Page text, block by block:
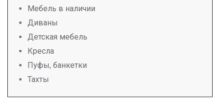
Мебель в наличии
Диваны
Детская мебель
Кресла
Пуфы, банкетки
Тахты